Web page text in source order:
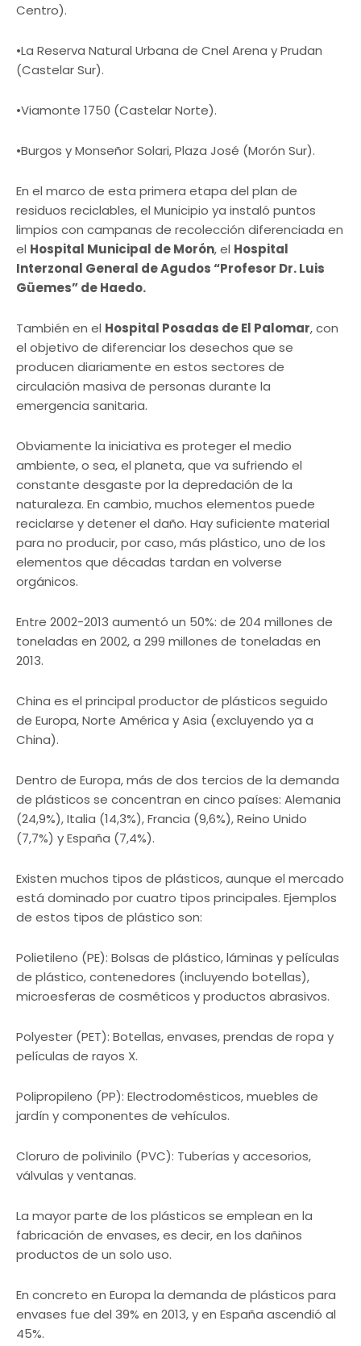
Centro).
•La Reserva Natural Urbana de Cnel Arena y Prudan
(Castelar Sur).
•Viamonte 1750 (Castelar Norte).
•Burgos y Monseñor Solari, Plaza José (Morón Sur).
En el marco de esta primera etapa del plan de
residuos reciclables, el Municipio ya instaló puntos
limpios con campanas de recolección diferenciada en
el Hospital Municipal de Morón, el Hospital
Interzonal General de Agudos “Profesor Dr. Luis
Güemes” de Haedo.
También en el Hospital Posadas de El Palomar, con
el objetivo de diferenciar los desechos que se
producen diariamente en estos sectores de
circulación masiva de personas durante la
emergencia sanitaria.
Obviamente la iniciativa es proteger el medio
ambiente, o sea, el planeta, que va sufriendo el
constante desgaste por la depredación de la
naturaleza. En cambio, muchos elementos puede
reciclarse y detener el daño. Hay suficiente material
para no producir, por caso, más plástico, uno de los
elementos que décadas tardan en volverse
orgánicos.
Entre 2002-2013 aumentó un 50%: de 204 millones de
toneladas en 2002, a 299 millones de toneladas en
2013.
China es el principal productor de plásticos seguido
de Europa, Norte América y Asia (excluyendo ya a
China).
Dentro de Europa, más de dos tercios de la demanda
de plásticos se concentran en cinco países: Alemania
(24,9%), Italia (14,3%), Francia (9,6%), Reino Unido
(7,7%) y España (7,4%).
Existen muchos tipos de plásticos, aunque el mercado
está dominado por cuatro tipos principales. Ejemplos
de estos tipos de plástico son:
Polietileno (PE): Bolsas de plástico, láminas y películas
de plástico, contenedores (incluyendo botellas),
microesferas de cosméticos y productos abrasivos.
Polyester (PET): Botellas, envases, prendas de ropa y
películas de rayos X.
Polipropileno (PP): Electrodomésticos, muebles de
jardín y componentes de vehículos.
Cloruro de polivinilo (PVC): Tuberías y accesorios,
válvulas y ventanas.
La mayor parte de los plásticos se emplean en la
fabricación de envases, es decir, en los dañinos
productos de un solo uso.
En concreto en Europa la demanda de plásticos para
envases fue del 39% en 2013, y en España ascendió al
45%.